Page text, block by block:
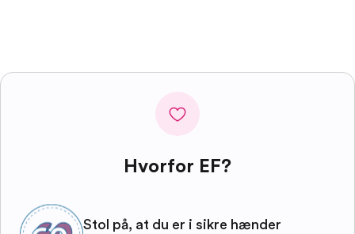
Hvorfor EF?
Stol på, at du er i sikre hænder